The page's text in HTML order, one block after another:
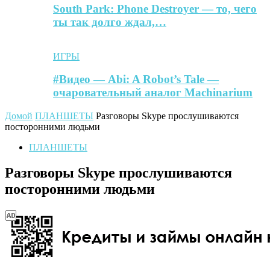
South Park: Phone Destroyer — то, чего
ты так долго ждал,…
ИГРЫ
#Видео — Abi: A Robot’s Tale —
очаровательный аналог Machinarium
Домой ПЛАНШЕТЫ Разговоры Skype прослушиваются
посторонними людьми
ПЛАНШЕТЫ
Разговоры Skype прослушиваются
посторонними людьми